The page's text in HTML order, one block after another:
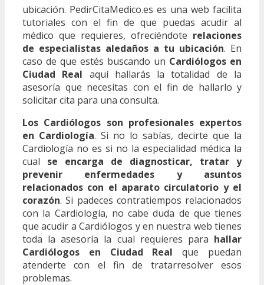
ubicación. PedirCitaMedico.es es una web facilita
tutoriales con el fin de que puedas acudir al
médico que requieres, ofreciéndote relaciones
de especialistas aledaños a tu ubicación. En
caso de que estés buscando un Cardiólogos en
Ciudad Real aquí hallarás la totalidad de la
asesoría que necesitas con el fin de hallarlo y
solicitar cita para una consulta.
Los Cardiólogos son profesionales expertos
en Cardiología. Si no lo sabías, decirte que la
Cardiología no es si no la especialidad médica la
cual se encarga de diagnosticar, tratar y
prevenir enfermedades y asuntos
relacionados con el aparato circulatorio y el
corazón. Si padeces contratiempos relacionados
con la Cardiología, no cabe duda de que tienes
que acudir a Cardiólogos y en nuestra web tienes
toda la asesoría la cual requieres para hallar
Cardiólogos en Ciudad Real que puedan
atenderte con el fin de tratarresolver esos
problemas.